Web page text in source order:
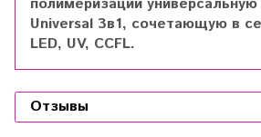
полимеризации
Universal 3в1, cочетающую в
LED, UV, CCFL.
Отзывы